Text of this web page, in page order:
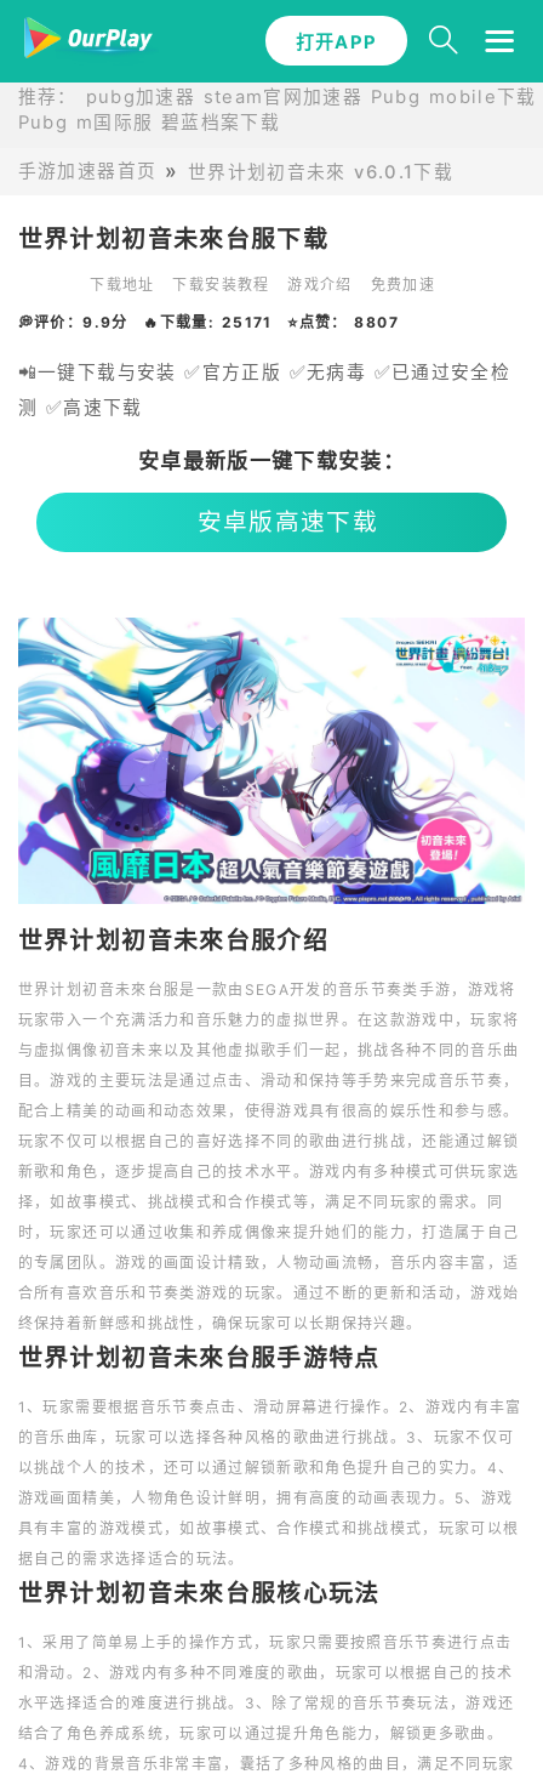
打开APP
推荐： pubg加速器 steam官网加速器 Pubg mobile下载
Pubg m国际服 碧蓝档案下载
手游加速器首页 世界计划初音未來 v6.0.1下载
世界计划初音未來台服下载
下载地址 下载安装教程 游戏介绍 免费加速
💭评价：9.9分 🔥下载量: 25171 ⭐点赞： 8807
📲一键下载与安装 ✅官方正版 ✅无病毒 ✅已通过安全检
测 ✅高速下载
安卓最新版一键下载安装：
安卓版高速下载
世界计划初音未來台服介绍
世界计划初音未來台服是一款由SEGA开发的音乐节奏类手游，游戏将
玩家带入一个充满活力和音乐魅力的虚拟世界。在这款游戏中，玩家将
与虚拟偶像初音未来以及其他虚拟歌手们一起，挑战各种不同的音乐曲
目。游戏的主要玩法是通过点击、滑动和保持等手势来完成音乐节奏，
配合上精美的动画和动态效果，使得游戏具有很高的娱乐性和参与感。
玩家不仅可以根据自己的喜好选择不同的歌曲进行挑战，还能通过解锁
新歌和角色，逐步提高自己的技术水平。游戏内有多种模式可供玩家选
择，如故事模式、挑战模式和合作模式等，满足不同玩家的需求。同
时，玩家还可以通过收集和养成偶像来提升她们的能力，打造属于自己
的专属团队。游戏的画面设计精致，人物动画流畅，音乐内容丰富，适
合所有喜欢音乐和节奏类游戏的玩家。通过不断的更新和活动，游戏始
终保持着新鲜感和挑战性，确保玩家可以长期保持兴趣。
世界计划初音未來台服手游特点
1、玩家需要根据音乐节奏点击、滑动屏幕进行操作。2、游戏内有丰富
的音乐曲库，玩家可以选择各种风格的歌曲进行挑战。3、玩家不仅可
以挑战个人的技术，还可以通过解锁新歌和角色提升自己的实力。4、
游戏画面精美，人物角色设计鲜明，拥有高度的动画表现力。5、游戏
具有丰富的游戏模式，如故事模式、合作模式和挑战模式，玩家可以根
据自己的需求选择适合的玩法。
世界计划初音未來台服核心玩法
1、采用了简单易上手的操作方式，玩家只需要按照音乐节奏进行点击
和滑动。2、游戏内有多种不同难度的歌曲，玩家可以根据自己的技术
水平选择适合的难度进行挑战。3、除了常规的音乐节奏玩法，游戏还
结合了角色养成系统，玩家可以通过提升角色能力，解锁更多歌曲。
4、游戏的背景音乐非常丰富，囊括了多种风格的曲目，满足不同玩家